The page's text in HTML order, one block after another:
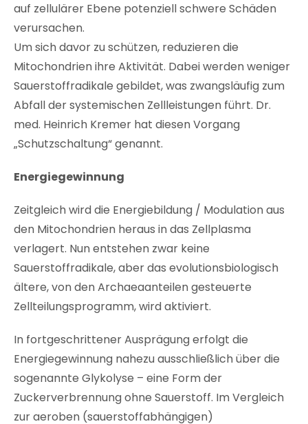
auf zellulärer Ebene potenziell schwere Schäden
verursachen.
Um sich davor zu schützen, reduzieren die
Mitochondrien ihre Aktivität. Dabei werden weniger
Sauerstoffradikale gebildet, was zwangsläufig zum
Abfall der systemischen Zellleistungen führt. Dr.
med. Heinrich Kremer hat diesen Vorgang
„Schutzschaltung“ genannt.
Energiegewinnung
Zeitgleich wird die Energiebildung / Modulation aus
den Mitochondrien heraus in das Zellplasma
verlagert. Nun entstehen zwar keine
Sauerstoffradikale, aber das evolutionsbiologisch
ältere, von den Archaeaanteilen gesteuerte
Zellteilungsprogramm, wird aktiviert.
In fortgeschrittener Ausprägung erfolgt die
Energiegewinnung nahezu ausschließlich über die
sogenannte Glykolyse – eine Form der
Zuckerverbrennung ohne Sauerstoff. Im Vergleich
zur aeroben (sauerstoffabhängigen)